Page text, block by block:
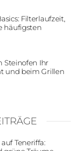
Filterlaufzeit,
häufigsten
Steinofen Ihr
und beim Grillen
Teneriffa: